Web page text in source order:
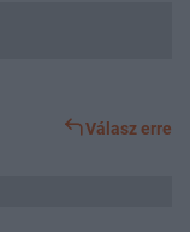
Válasz erre